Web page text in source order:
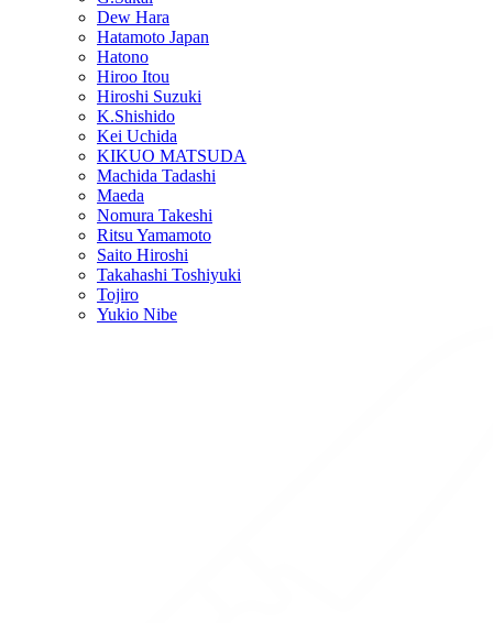
Dew Hara
Hatamoto Japan
Hatono
Hiroo Itou
Hiroshi Suzuki
K.Shishido
Kei Uchida
KIKUO MATSUDA
Machida Tadashi
Maeda
Nomura Takeshi
Ritsu Yamamoto
Saito Hiroshi
Takahashi Toshiyuki
Tojiro
Yukio Nibe